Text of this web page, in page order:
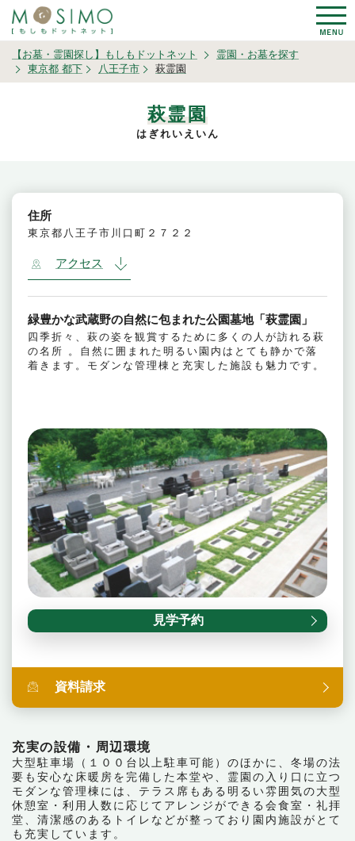
【お墓・霊園探し】もしもドットネット
霊園・お墓を探す
東京都 都下
八王子市 萩霊園
萩霊園
はぎれいえいん
見学予約
住所
東京都八王子市川口町２７２２
アクセス
緑豊かな武蔵野の自然に包まれた公園墓地「萩霊園」
四季折々、萩の姿を観賞するために多くの人が訪れる萩
の名所 。自然に囲まれた明るい園内はとても静かで落
着きます。モダンな管理棟と充実した施設も魅力です。
資料請求
充実の設備・周辺環境
大型駐車場（１００台以上駐車可能）のほかに、冬場の法
要も安心な床暖房を完備した本堂や、霊園の入り口に立つ
モダンな管理棟には、テラス席もある明るい雰囲気の大型
休憩室・利用人数に応じてアレンジができる会食室・礼拝
堂、清潔感のあるトイレなどが整っており園内施設がとて
も充実しています。